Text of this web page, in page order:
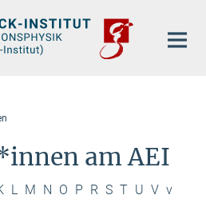
am AEI
L M N O P R S T U V v